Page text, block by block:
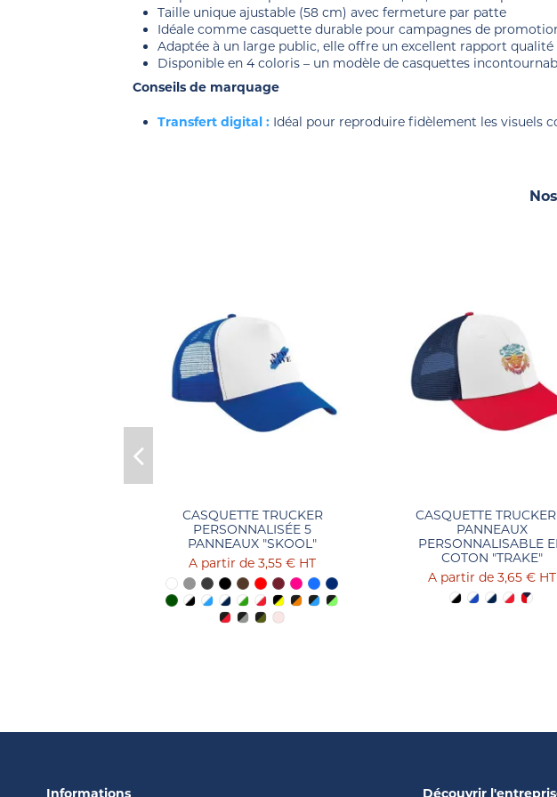
Taille unique ajustable (58 cm) avec fermeture par patte
Idéale comme casquette durable pour campagnes de
Adaptée à un large public, elle offre un excellent rapport qualité
Disponible en 4 coloris – un modèle de casquettes
Conseils de marquage
Transfert digital : Idéal pour reproduire fidèlement les visuels
CASQUETTE TRUCKER
PERSONNALISÉE 5
PANNEAUX "SKOOL"
3,55 € HT
CASQUETTE
PANNEAUX
PERSONNALISABLE
COTON "TRAKE"
3,65 € HT
Informations Découvrir